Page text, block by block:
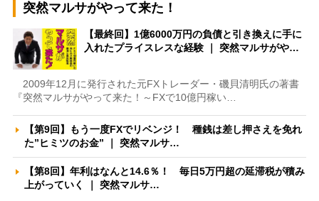
突然マルサがやって来た！
【最終回】1億6000万円の負債と引き換えに手に
入れたプライスレスな経験 ｜ 突然マルサがや…
2009年12月に発行された元FXトレーダー・磯貝清明氏の著書
『突然マルサがやって来た！～FXで10億円稼い…
【第9回】もう一度FXでリベンジ！ 種銭は差し押さえを免れ
た”ヒミツのお金” ｜ 突然マルサ…
【第8回】年利はなんと14.6％！ 毎日5万円超の延滞税が積み
上がっていく ｜ 突然マルサ…